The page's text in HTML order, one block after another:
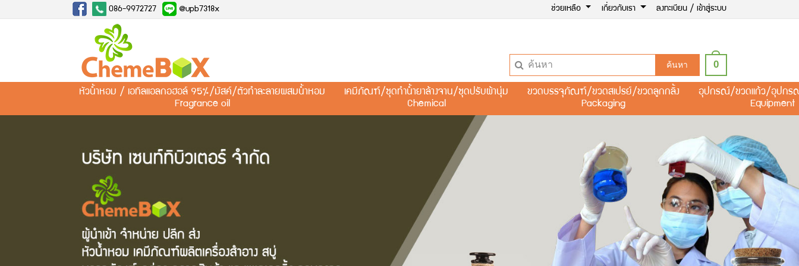
086-9972727 @upb7318x ช่วยเหลือ เกี่ยวกับเรา ลงทะเบียน / เข้าสู่ระบบ
ค้นหา 0
หัวน้ำหอม / เอทิลแอลกอฮอล์ 95%/มัสค์/ตัวทำละลายผสมน้ำหอม
Fragrance oil
เคมีภัณฑ์/ชุดทำน้ำยาล้างจาน/ชุดปรับผ้านุ่ม
Chemical
ขวดบรรจุภัณฑ์/ขวดสเปรย์/ขวดลูกกลิ้ง
Packaging
อุปกรณ์/ขวดแก้ว/อุปกร
Equipment